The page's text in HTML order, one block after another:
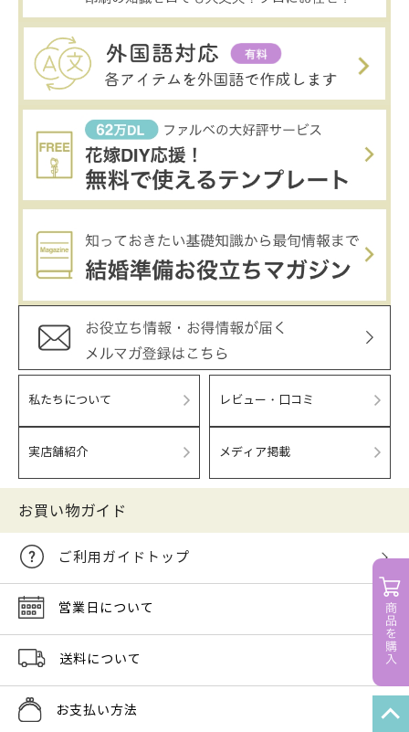
私たちについて レビュー・口コミ
実店舗紹介 メディア掲載
お買い物ガイド
ご利用ガイドトップ
営業日について
送料について
お支払い方法